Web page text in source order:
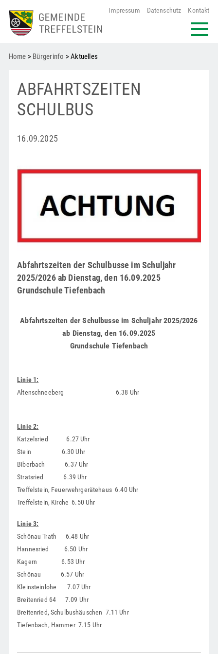
Impressum Datenschutz Kontakt
Home > Bürgerinfo > Aktuelles
ABFAHRTSZEITEN
SCHULBUS
16.09.2025
Abfahrtszeiten der Schulbusse im Schuljahr
2025/2026 ab Dienstag, den 16.09.2025
Grundschule Tiefenbach
Abfahrtszeiten der Schulbusse im Schuljahr 2025/2026
ab Dienstag, den 16.09.2025
Grundschule Tiefenbach
Linie 1:
Altenschneeberg 6.38 Uhr
Linie 2:
Katzelsried 6.27 Uhr
Stein 6.30 Uhr
Biberbach 6.37 Uhr
Stratsried 6.39 Uhr
Treffelstein, Feuerwehrgerätehaus 6.40 Uhr
Treffelstein, Kirche 6.50 Uhr
Linie 3:
Schönau Trath 6.48 Uhr
Hannesried 6.50 Uhr
Kagern 6.53 Uhr
Schönau 6.57 Uhr
Kleinsteinlohe 7.07 Uhr
Breitenried 64 7.09 Uhr
Breitenried, Schulbushäuschen 7.11 Uhr
Tiefenbach, Hammer 7.15 Uhr